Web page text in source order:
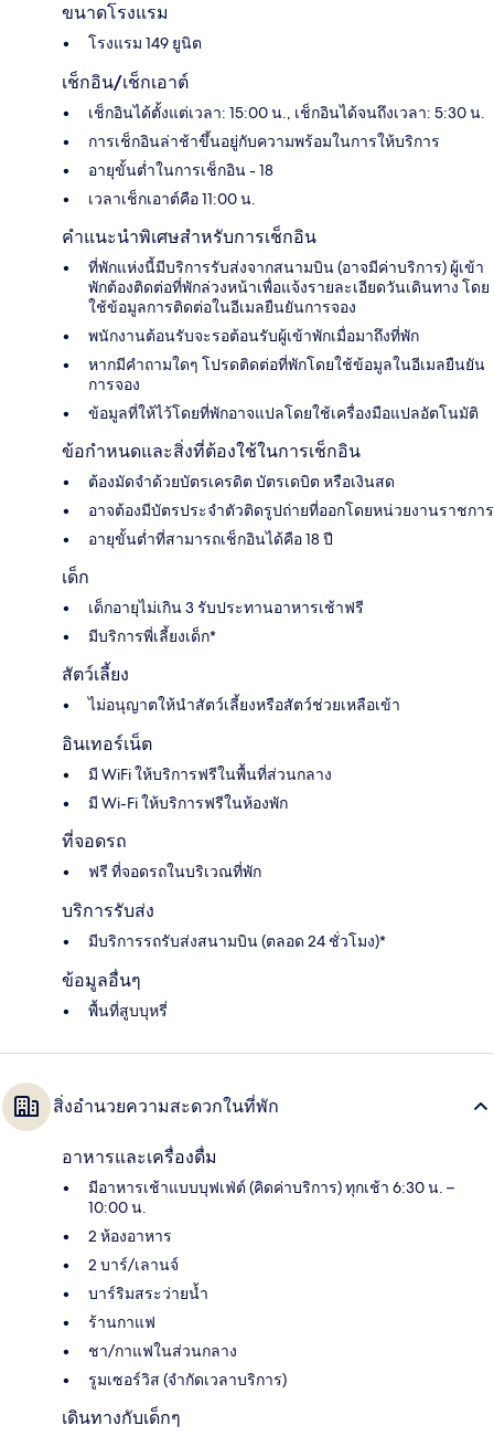
ขนาดโรงแรม
โรงแรม 149 ยูนิต
เช็กอิน/เช็กเอาต์
เช็กอินได้ตั้งแต่เวลา: 15:00 น., เช็กอินได้จนถึงเวลา: 5:30 น.
การเช็กอินล่าช้าขึ้นอยู่กับความพร้อมในการให้บริการ
อายุขั้นต่ำในการเช็กอิน - 18
เวลาเช็กเอาต์คือ 11:00 น.
คำแนะนำพิเศษสำหรับการเช็กอิน
ที่พักแห่งนี้มีบริการรับส่งจากสนามบิน (อาจมีค่าบริการ) ผู้เข้า
พักต้องติดต่อที่พักล่วงหน้าเพื่อแจ้งรายละเอียดวันเดินทาง โดย
ใช้ข้อมูลการติดต่อในอีเมลยืนยันการจอง
พนักงานต้อนรับจะรอต้อนรับผู้เข้าพักเมื่อมาถึงที่พัก
หากมีคำถามใดๆ โปรดติดต่อที่พักโดยใช้ข้อมูลในอีเมลยืนยัน
การจอง
ข้อมูลที่ให้ไว้โดยที่พักอาจแปลโดยใช้เครื่องมือแปลอัตโนมัติ
ข้อกำหนดและสิ่งที่ต้องใช้ในการเช็กอิน
ต้องมัดจำด้วยบัตรเครดิต บัตรเดบิต หรือเงินสด
อาจต้องมีบัตรประจำตัวติดรูปถ่ายที่ออกโดยหน่วยงานราชการ
อายุขั้นต่ำที่สามารถเช็กอินได้คือ 18 ปี
เด็ก
เด็กอายุไม่เกิน 3 รับประทานอาหารเช้าฟรี
มีบริการพี่เลี้ยงเด็ก*
สัตว์เลี้ยง
ไม่อนุญาตให้นำสัตว์เลี้ยงหรือสัตว์ช่วยเหลือเข้า
อินเทอร์เน็ต
มี WiFi ให้บริการฟรีในพื้นที่ส่วนกลาง
มี Wi-Fi ให้บริการฟรีในห้องพัก
ที่จอดรถ
ฟรี ที่จอดรถในบริเวณที่พัก
บริการรับส่ง
มีบริการรถรับส่งสนามบิน (ตลอด 24 ชั่วโมง)*
ข้อมูลอื่นๆ
พื้นที่สูบบุหรี่
สิ่งอำนวยความสะดวกในที่พัก
อาหารและเครื่องดื่ม
มีอาหารเช้าแบบบุฟเฟ่ต์ (คิดค่าบริการ) ทุกเช้า 6:30 น. –
10:00 น.
2 ห้องอาหาร
2 บาร์/เลานจ์
บาร์ริมสระว่ายน้ำ
ร้านกาแฟ
ชา/กาแฟในส่วนกลาง
รูมเซอร์วิส (จำกัดเวลาบริการ)
เดินทางกับเด็กๆ